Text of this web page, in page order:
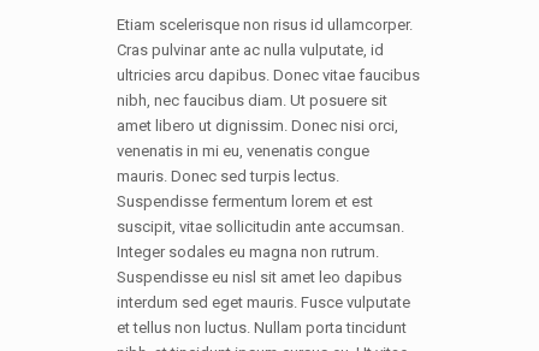
Etiam scelerisque non risus id ullamcorper.
Cras pulvinar ante ac nulla vulputate, id
ultricies arcu dapibus. Donec vitae faucibus
nibh, nec faucibus diam. Ut posuere sit
amet libero ut dignissim. Donec nisi orci,
venenatis in mi eu, venenatis congue
mauris. Donec sed turpis lectus.
Suspendisse fermentum lorem et est
suscipit, vitae sollicitudin ante accumsan.
Integer sodales eu magna non rutrum.
Suspendisse eu nisl sit amet leo dapibus
interdum sed eget mauris. Fusce vulputate
et tellus non luctus. Nullam porta tincidunt